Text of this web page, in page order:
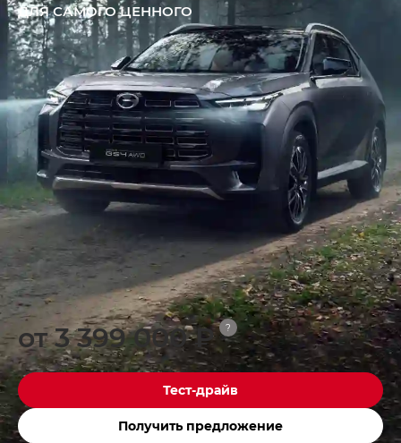
ДЛЯ САМОГО ЦЕННОГО
от 3 399 000 ₽ ?
Тест-драйв
Получить предложение